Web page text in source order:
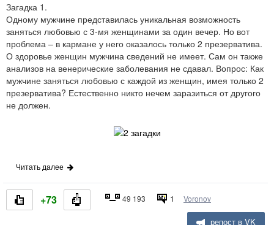
Загадка 1.
Одному мужчине представилась уникальная возможность
заняться любовью с 3-мя женщинами за один вечер. Но вот
проблема – в кармане у него оказалось только 2 презерватива.
О здоровье женщин мужчина сведений не имеет. Сам он также
анализов на венерические заболевания не сдавал. Вопрос: Как
мужчине заняться любовью с каждой из женщин, имея только 2
презерватива? Естественно никто нечем заразиться от другого
не должен.
Читать далее
+73 49 193 1 Voronov
репост в VK